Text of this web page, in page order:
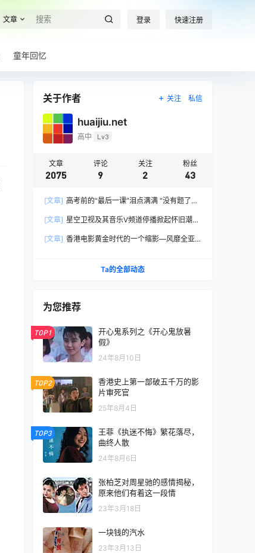
文章 登录 快速注册
童年回忆
关于作者 关注 私信
huaijiu.net
高中 Lv3
文章
2075
评论
9
关注
2
粉丝
43
[文章] 高考前的“最后一课”泪点满满 “没有题了，
高考！
[文章] 星空卫视及其音乐V频道停播掀起怀旧潮，
[文章] 香港电影黄金时代的一个缩影—风靡全亚
Ta的全部动态
为您推荐
TOP1
开心鬼系列之《开心鬼放暑
假》
24年8月10日
TOP2
香港史上第一部破五千万的影
片审死官
25年8月4日
TOP3
王菲《执迷不悔》繁花落尽，
曲终人散
24年8月6日
张柏芝对周星驰的感情揭秘，
原来他们有着这一段情
23年3月18日
一块钱的汽水
23年3月13日